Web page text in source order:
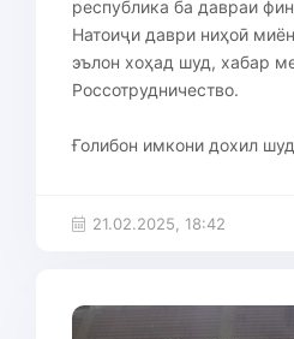
республика ба давраи
Натоиҷи даври ниҳоӣ
эълон хоҳад шуд, хабар
Россотрудничество.
Ғолибон имкони дохил
21.02.2025, 18:42